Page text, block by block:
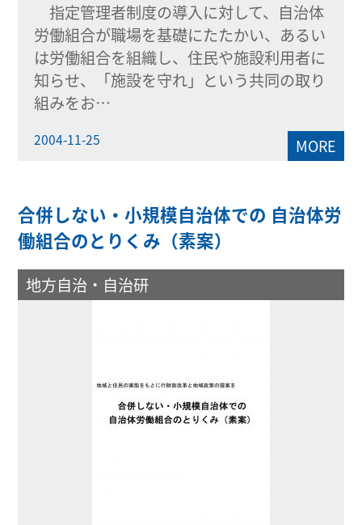
指定管理者制度の導入に対して、自治体
労働組合が職場を基礎にたたかい、あるい
は労働組合を組織し、住民や施設利用者に
知らせ、「施設を守れ」という共同の取り
組みをお…
2004-11-25 MORE
合併しない・小規模自治体での 自治体労
働組合のとりくみ（素案）
地方自治・自治研